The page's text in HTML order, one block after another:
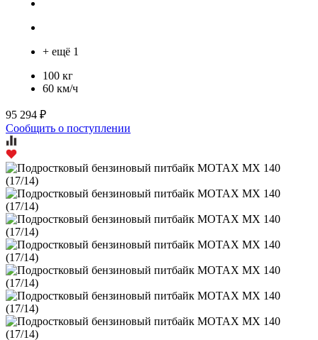
+ ещё 1
100 кг
60 км/ч
95 294 ₽
Сообщить о поступлении